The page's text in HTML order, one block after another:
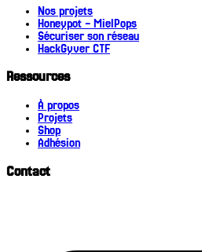
Nos projets
Honeypot - MielPops
Sécuriser son réseau
HackGyver CTF
Ressources
À propos
Projets
Shop
Adhésion
Contact